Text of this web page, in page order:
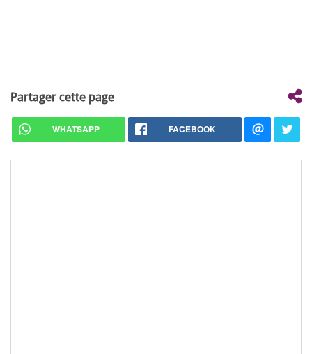
Partager cette page
WHATSAPP FACEBOOK